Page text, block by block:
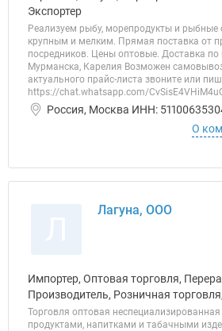
Экспортер
Реализуем рыбу, морепродукты и рыбные
крупным и мелким. Прямая поставка от
посредников. Цены оптовые. Доставка по
Мурманска, Карелия Возможен
актуального прайс-листа звоните или
https://chat.whatsapp.com/
Россия, Москва ИНН:
О
Лагуна, ООО
Импортер, Оптовая торговля,
Производитель, Розничная
Торговля оптовая
продуктами, напитками и табачными